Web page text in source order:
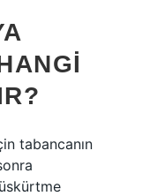
tabancanın